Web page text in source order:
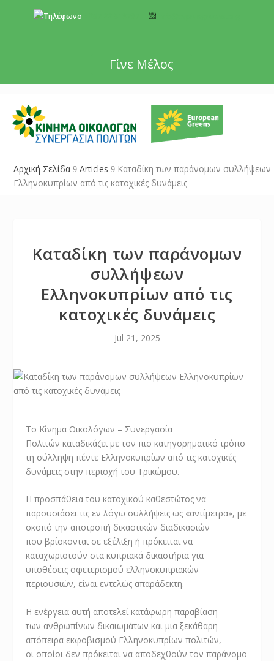
Γίνε Μέλος
Αρχική Σελίδα 9 Articles 9 Καταδίκη των παράνομων συλλήψεων
Ελληνοκυπρίων από τις κατοχικές δυνάμεις
Καταδίκη των παράνομων
συλλήψεων
Ελληνοκυπρίων από τις
κατοχικές δυνάμεις
Jul 21, 2025
Το Κίνημα Οικολόγων – Συνεργασία
Πολιτών καταδικάζει με τον πιο κατηγορηματικό τρόπο
τη σύλληψη πέντε Ελληνοκυπρίων από τις κατοχικές
δυνάμεις στην περιοχή του Τρικώμου.
Η προσπάθεια του κατοχικού καθεστώτος να
παρουσιάσει τις εν λόγω συλλήψεις ως «αντίμετρα», με
σκοπό την αποτροπή δικαστικών διαδικασιών
που βρίσκονται σε εξέλιξη ή πρόκειται να
καταχωριστούν στα κυπριακά δικαστήρια για
υποθέσεις σφετερισμού ελληνοκυπριακών
περιουσιών, είναι εντελώς απαράδεκτη.
Η ενέργεια αυτή αποτελεί κατάφωρη παραβίαση
των ανθρωπίνων δικαιωμάτων και μια ξεκάθαρη
απόπειρα εκφοβισμού Ελληνοκυπρίων πολιτών,
οι οποίοι δεν πρόκειται να αποδεχθούν τον παράνομο